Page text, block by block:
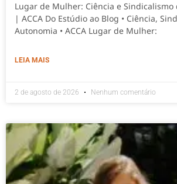
Lugar de Mulher: Ciência e Sindicalismo
| ACCA Do Estúdio ao Blog • Ciência,
Autonomia • ACCA Lugar de Mulher:
LEIA MAIS
2 de agosto de 2026 Nenhum comentário